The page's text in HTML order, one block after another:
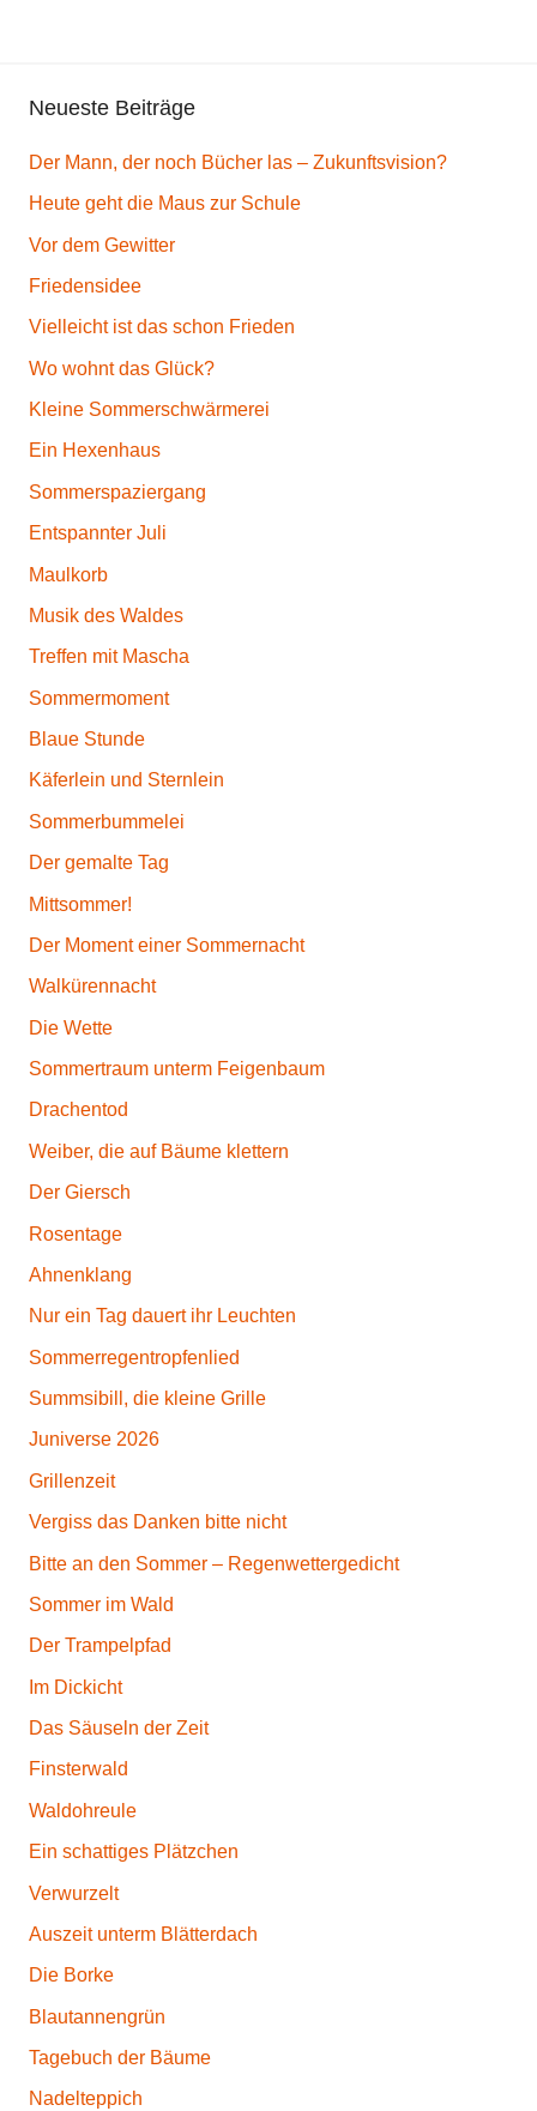
N
t
u
r
Neueste Beiträge
Der Mann, der noch Bücher las – Zukunftsvision?
Heute geht die Maus zur Schule
Vor dem Gewitter
Friedensidee
Vielleicht ist das schon Frieden
Wo wohnt das Glück?
Kleine Sommerschwärmerei
Ein Hexenhaus
Sommerspaziergang
Entspannter Juli
Maulkorb
Musik des Waldes
Treffen mit Mascha
Sommermoment
Blaue Stunde
Käferlein und Sternlein
Sommerbummelei
Der gemalte Tag
Mittsommer!
Der Moment einer Sommernacht
Walkürennacht
Die Wette
Sommertraum unterm Feigenbaum
Drachentod
Weiber, die auf Bäume klettern
Der Giersch
Rosentage
Ahnenklang
Nur ein Tag dauert ihr Leuchten
Sommerregentropfenlied
Summsibill, die kleine Grille
Juniverse 2026
Grillenzeit
Vergiss das Danken bitte nicht
Bitte an den Sommer – Regenwettergedicht
Sommer im Wald
Der Trampelpfad
Im Dickicht
Das Säuseln der Zeit
Finsterwald
Waldohreule
Ein schattiges Plätzchen
Verwurzelt
Auszeit unterm Blätterdach
Die Borke
Blautannengrün
Tagebuch der Bäume
Nadelteppich